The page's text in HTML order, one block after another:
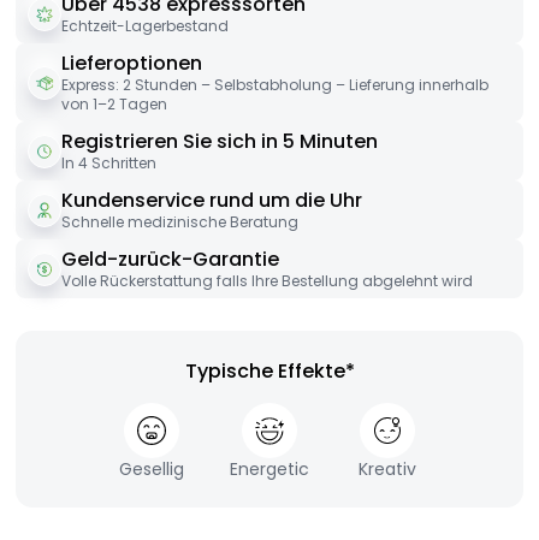
Echtzeit-Lagerbestand
Lieferoptionen
Express: 2 Stunden – Selbstabholung – Lieferung innerhalb
von 1–2 Tagen
Registrieren Sie sich in 5 Minuten
In 4 Schritten
Kundenservice rund um die Uhr
Schnelle medizinische Beratung
Geld-zurück-Garantie
Volle Rückerstattung falls Ihre Bestellung abgelehnt wird
Typische Effekte*
Gesellig Energetic Kreativ